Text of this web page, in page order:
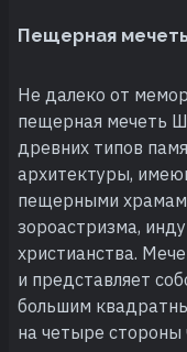
Пещерная
Не далеко от
пещерная мечеть
древних типов
архитектуры,
пещерными
зороастризма,
христианства.
и представляет
большим
на четыре